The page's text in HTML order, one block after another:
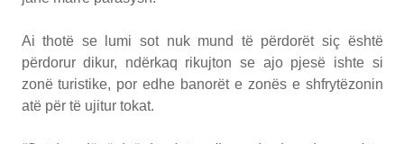
Ai thotë se lumi sot nuk mund të përdorët siç është
përdorur dikur, ndërkaq rikujton se ajo pjesë ishte si
zonë turistike, por edhe banorët e zonës e shfrytëzonin
atë për të ujitur tokat.